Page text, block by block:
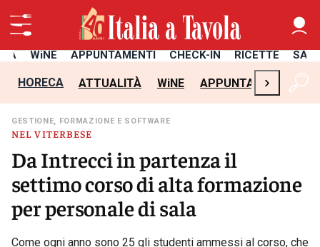
WiNE APPUNTAMENTI CHECK-IN RICETTE
HORECA ATTUALITÀ WiNE APPUNTAMENTI
›
NEL VITERBESE
GESTIONE, FORMAZIONE E SOFTWARE
Da Intrecci in partenza il
settimo corso di alta formazione
per personale di sala
Come ogni anno sono 25 gli studenti ammessi al corso, che